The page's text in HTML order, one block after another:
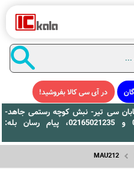
در آی سی کالا بفروشید!
سی تیر- نبش کوچه رستمی جاهد-
پلاک67- واحد2 - تلفن:02165021256 و 02165021235، پیام رسان بله:
MAU212